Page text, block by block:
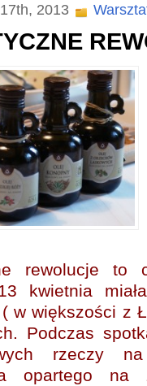
2013
rewolucje to
kwietnia
w większości z
Podczas
rzeczy na
opartego na